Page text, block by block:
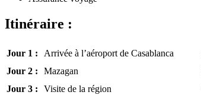
Itinéraire :
Jour 1 : Arrivée à l’aéroport de Casablanca
Jour 2 :
Mazagan
Jour 3 :
Visite de la région